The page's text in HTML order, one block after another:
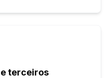
terceiros